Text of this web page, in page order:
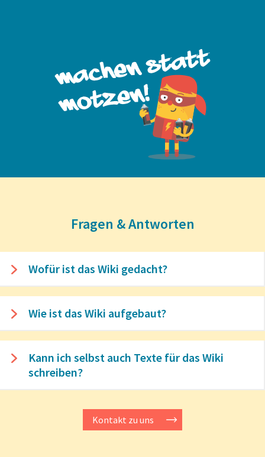
Fragen & Antworten
Wofür ist das Wiki gedacht?
Wie ist das Wiki aufgebaut?
Kann ich selbst auch Texte für das Wiki
schreiben?
Kontakt zu uns